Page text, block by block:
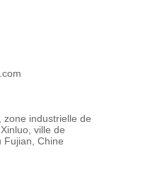
zone industrielle de
ville de
Fujian, Chine